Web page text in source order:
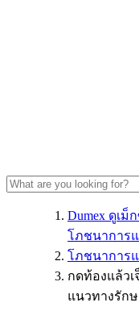
Dumex ดูเ
โภชนาการ
โภชนาการ
กดท้องแล้วเ
แนวทางรัก